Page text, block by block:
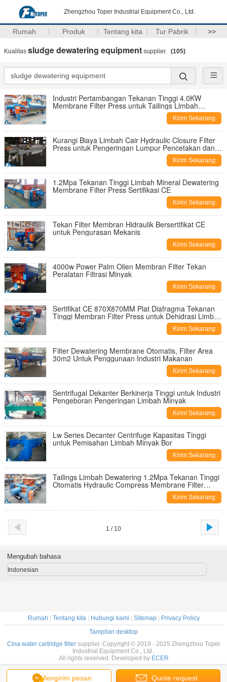
Zhengzhou Toper Industrial Equipment Co., Ltd.
Rumah Produk Tentang kita Tur Pabrik >>
Kualitas sludge dewatering equipment supplier. (105)
Industri Pertambangan Tekanan Tinggi 4.0KW
Membrane Filter Press untuk Tailings Limbah
Kirim Sekarang
Kurangi Biaya Limbah Cair Hydraulic Closure Filter
Press untuk Pengeringan Lumpur Pencetakan dan
Pewarnaan serta Pengolahan Air LimbahKirim Sekarang
1.2Mpa Tekanan Tinggi Limbah Mineral Dewatering
Membrane Filter Press Sertifikasi CE
Kirim Sekarang
Tekan Filter Membran Hidraulik Bersertifikat CE
untuk Pengurasan Mekanis
Kirim Sekarang
4000w Power Palm Olien Membran Filter Tekan
Peralatan Filtrasi Minyak
Kirim Sekarang
Sertifikat CE 870X870MM Plat Diafragma Tekanan
Tinggi Membran Filter Press untuk Dehidrasi Limbah
Kirim Sekarang
Filter Dewatering Membrane Otomatis, Filter Area
30m2 Untuk Penggunaan Industri Makanan
Kirim Sekarang
Sentrifugal Dekanter Berkinerja Tinggi untuk Industri
Pengeboran Pengeringan Limbah Minyak
Kirim Sekarang
Lw Series Decanter Centrifuge Kapasitas Tinggi
untuk Pemisahan Limbah Minyak Bor
Kirim Sekarang
Tailings Limbah Dewatering 1.2Mpa Tekanan Tinggi
Otomatis Hydraulic Compress Membrane Filter
Kirim Sekarang
1 / 10
Mengirim pesan Quote request
Mengubah bahasa
Indonesian
Rumah Tentang kita| Hubungi kami Sitemap|
Privacy Policy
Tampilan desktop
Cina water cartridge filtersupplier. Copyright © 2019 - 2025 Zhengzhou Toper
Industrial Equipment Co., Ltd..
All rights reserved. Developed by ECER